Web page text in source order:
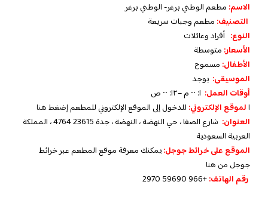
الاسم: مطعم الوطني برغر- الوطني برغر
التصنيف: مطعم وجبات سريعة
النوع: أفراد وعائلات
الأسعار: متوسطة
الأطفال: مسموح
الموسيقى: يوجد
أوقات العمل:
الموقع الإلكتروني: للدخول إلى الموقع الإلكتروني للمطعمإضغط هنا
العنوان:
شارع الصفا ، حي النهضة ، النهضة ، جدة 23615 4764 ، المملكة
العربية السعودية
الموقع على خرائط جوجل:يمكنك معرفة موقع المطعم عبر خرائط
جوجل من هنا
رقم الهاتف:+966 59690 2970